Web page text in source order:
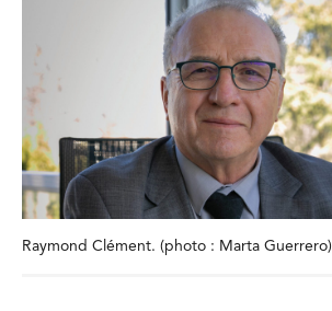
Raymond Clément. (photo : Marta Guerrero)